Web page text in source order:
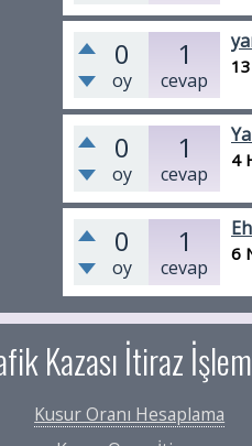
0
oy
1
cevap
0
oy
1
cevap
4
0
oy
1
cevap
6
Kazası İtiraz
Kusur Oranı Hesaplama